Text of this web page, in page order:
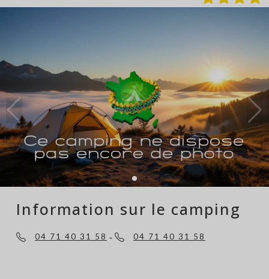
Information sur le camping
04 71 40 31 58 - 04 71 40 31 58